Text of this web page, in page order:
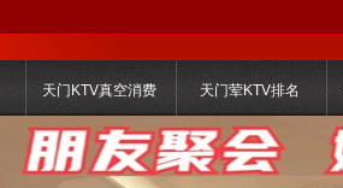
天门KTV真空消费 天门荤KTV排名